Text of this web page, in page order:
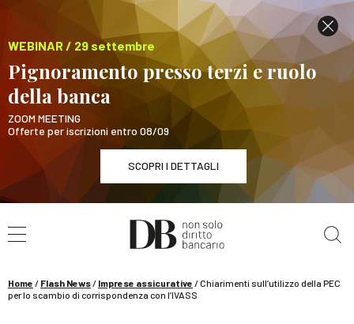
WEBINAR / 29 settembre
Pignoramento presso terzi e ruolo
della banca
ZOOM MEETING
Offerte per iscrizioni entro 08/09
SCOPRI I DETTAGLI
WEBINAR / 29 settembre
Pignoramento presso terzi e ruolo della banca
Home / Flash News/ Imprese assicurative /Chiarimenti sull’utilizzo della PEC
per lo scambio di corrispondenza con l’IVASS